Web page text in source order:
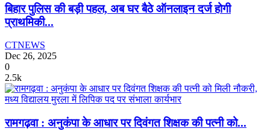
बिहार पुलिस की बड़ी पहल, अब घर बैठे ऑनलाइन दर्ज होगी
प्राथमिकी...
CTNEWS
Dec 26, 2025
0
2.5k
रामगढ़वा : अनुकंपा के आधार पर दिवंगत शिक्षक की पत्नी को...